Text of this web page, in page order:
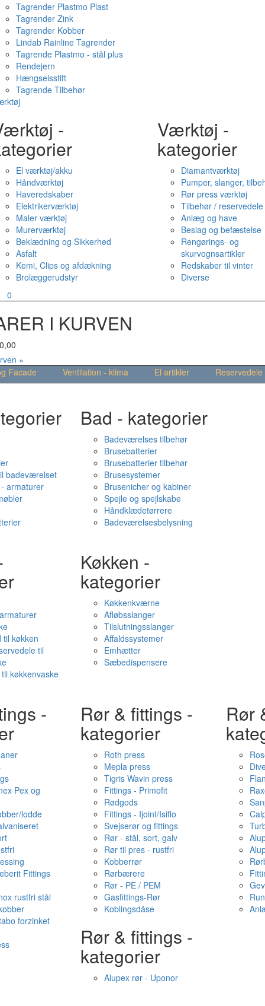
Tagrender Plastmo Plast
Tagrender Zink
Tagrender Kobber
Lindab Rainline Tagrender
Tagrende Plastmo - stål plus
Rendejern
Hængselsstift
Tagrende Tilbehør
-
El værktøj/akku
Håndværktøj
Haveredskaber
Elektrikerværktøj
Maler værktøj
Murerværktøj
Beklædning og Sikkerhed
Asfalt
Kemi, Clips og afdækning
Brolæggerudstyr
Værktøj -
kategorier
Diamantværktøj
Pumper, slanger,
Rør press værktøj
Tilbehør / reservedele
Anlæg og have
Beslag og befæstelse
Rengørings- og
skurvognsartikler
Redskaber til vinter
Diverse
0
I KURVEN
0,00
»
Facade Ventilation - klima El artikler
Reservedele
badeværelset
armaturer
Bad - kategorier
Badeværelses tilbehør
Brusebatterier
Brusebatterier tilbehør
Brusesystemer
Brusenicher og kabiner
Spejle og spejlskabe
Håndklædetørrere
Badeværelsesbelysning
til køkken
til
køkkenvaske
Køkken -
kategorier
Køkkenkværne
Afløbsslanger
Tilslutningsslanger
Affaldssystemer
Emhætter
Sæbedispensere
-
Pex og
lodde
Fittings
rustfri stål
forzinket
Rør & fittings -
kategorier
Roth press
Mepla press
Tigris Wavin press
Fittings - Primofit
Rødgods
Fittings - Ijoint/Isiflo
Svejserør og fittings
Rør - stål, sort, galv
Rør til pres - rustfri
Kobberrør
Rørbærere
Rør - PE / PEM
Gasfittings-Rør
Koblingsdåse
Rør
Rør & fittings -
kategorier
Alupex rør - Uponor